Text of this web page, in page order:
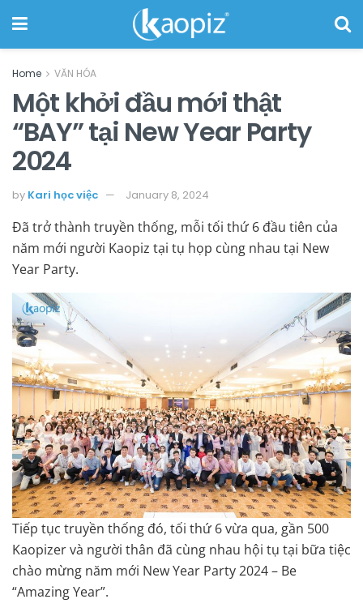
Home VĂN HÓA
Một khởi đầu mới thật
“BAY” tại New Year Party
2024
by Kari học việc January 8, 2024
Đã trở thành truyền thống, mỗi tối thứ 6 đầu tiên của
năm mới người Kaopiz tại tụ họp cùng nhau tại New
Year Party.
Tiếp tục truyền thống đó, tối thứ 6 vừa qua, gần 500
Kaopizer và người thân đã cùng nhau hội tụ tại bữa tiệc
chào mừng năm mới New Year Party 2024 – Be
“Amazing Year”.